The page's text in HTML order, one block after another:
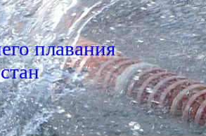
плавания